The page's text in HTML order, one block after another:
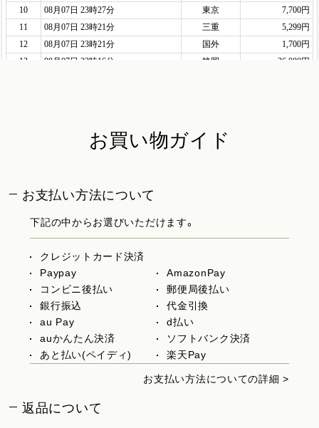
お買い物ガイド
お支払い方法について
下記の中からお選びいただけます。
クレジットカード決済
Paypay
AmazonPay
コンビニ後払い
郵便局後払い
銀行振込
代金引換
au Pay
d払い
auかんたん決済
ソフトバンク決済
あと払い(ペイディ)
楽天Pay
お支払い方法についての詳細 >
返品について